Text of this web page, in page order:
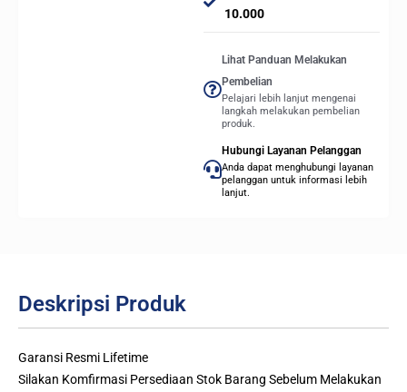
10.000
Lihat Panduan Melakukan
Pembelian
Pelajari lebih lanjut mengenai
langkah melakukan pembelian
produk.
Hubungi Layanan Pelanggan
Anda dapat menghubungi layanan
pelanggan untuk informasi lebih
lanjut.
Deskripsi Produk
Garansi Resmi Lifetime
Silakan Komfirmasi Persediaan Stok Barang Sebelum Melakukan